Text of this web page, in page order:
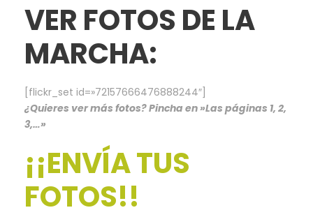
VER FOTOS DE LA
MARCHA:
[flickr_set id=»72157666476888244″]
¿Quieres ver más fotos? Pincha en »Las páginas 1, 2,
3,…»
¡¡ENVÍA TUS
FOTOS!!